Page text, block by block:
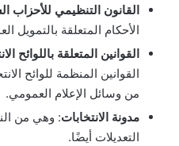
القانون التنظيمي للأحزاب
الأحكام المتعلقة بالتمويل
القوانين المتعلقة باللوائح
القوانين المنظمة للوائح
من وسائل الإعلام العمومي.
مدونة الانتخابات: وهي من
التعديلات أيضًا.